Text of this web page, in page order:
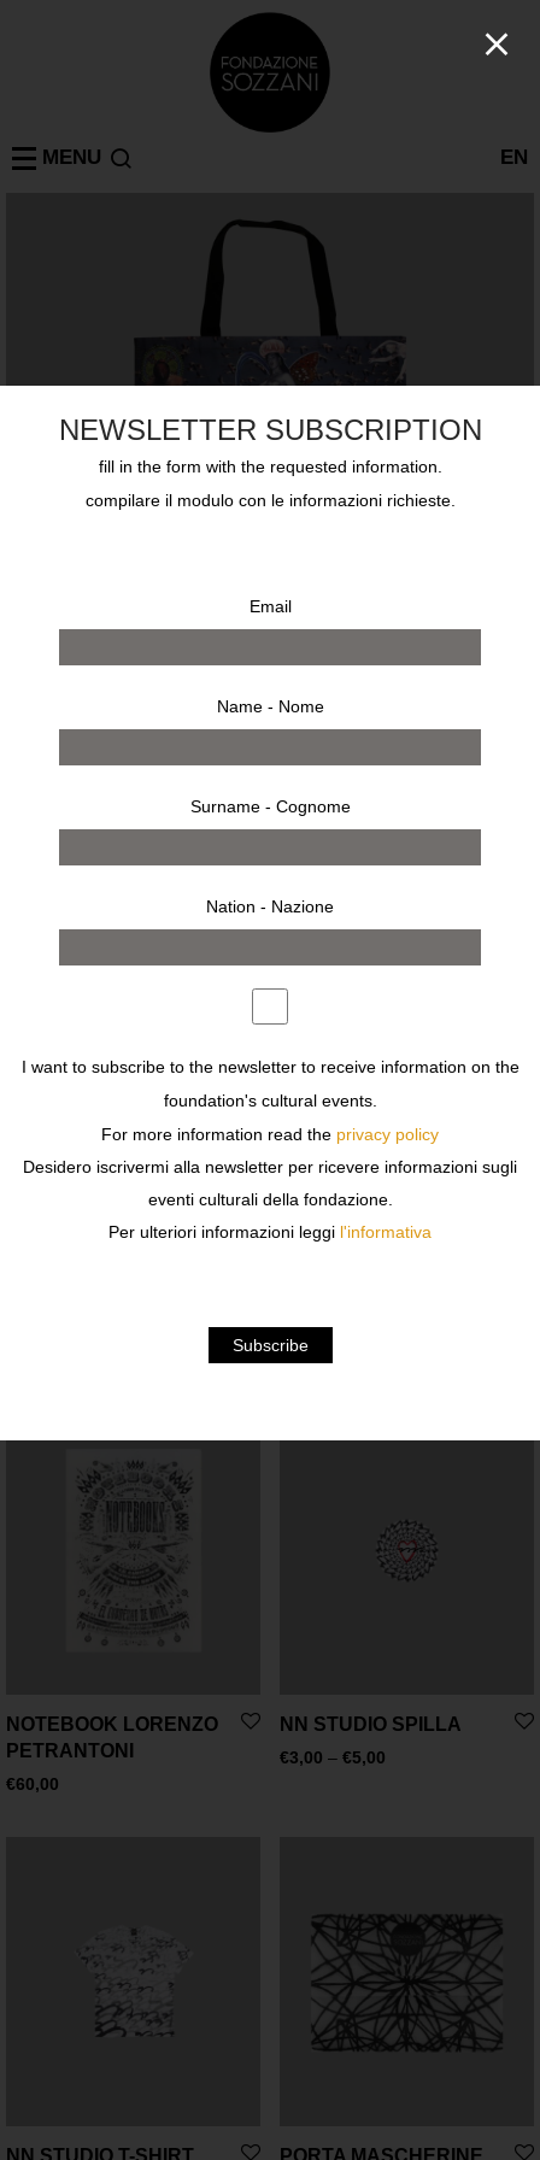
EN
MENU
MATTEO GUARNACCIA BIG
MATTEO GUARNACCIA BIG SHOPPING BAG
Description
Design : Matteo Guarnaccia
Finiture : plastica
Dimensioni : 60 x 42 cm
NOTEBOOK LORENZO
PETRANTONI
€60,00
NN STUDIO SPILLA
€3,00 – €5,00
NN STUDIO T-SHIRT PORTA MASCHERINE
NEWSLETTER SUBSCRIPTION
fill in the form with the requested information.
compilare il modulo con le informazioni richieste.
Email
Name - Nome
Surname - Cognome
Nation - Nazione
I want to subscribe to the newsletter to receive information on the
foundation's cultural events.
For more information read the privacy policy
Desidero iscrivermi alla newsletter per ricevere informazioni sugli
eventi culturali della fondazione.
Per ulteriori informazioni leggi l'informativa